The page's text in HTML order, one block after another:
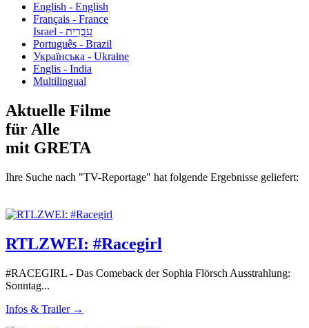
English - English
Français - France
עִבְרִית - Israel
Português - Brazil
Українська - Ukraine
Englis - India
Multilingual
Aktuelle Filme
für Alle
mit GRETA
Ihre Suche nach "TV-Reportage" hat folgende Ergebnisse geliefert:
RTLZWEI: #Racegirl
#RACEGIRL - Das Comeback der Sophia Flörsch Ausstrahlung:
Sonntag...
Infos & Trailer →